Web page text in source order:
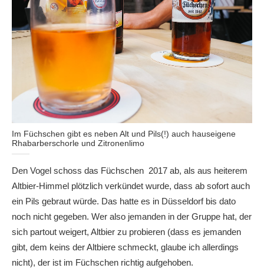
Im Füchschen gibt es neben Alt und Pils(!) auch hauseigene
Rhabarberschorle und Zitronenlimo
Den Vogel schoss das Füchschen 2017 ab, als aus heiterem
Altbier-Himmel plötzlich verkündet wurde, dass ab sofort auch
ein Pils gebraut würde. Das hatte es in Düsseldorf bis dato
noch nicht gegeben. Wer also jemanden in der Gruppe hat, der
sich partout weigert, Altbier zu probieren (dass es jemanden
gibt, dem keins der Altbiere schmeckt, glaube ich allerdings
nicht), der ist im Füchschen richtig aufgehoben.